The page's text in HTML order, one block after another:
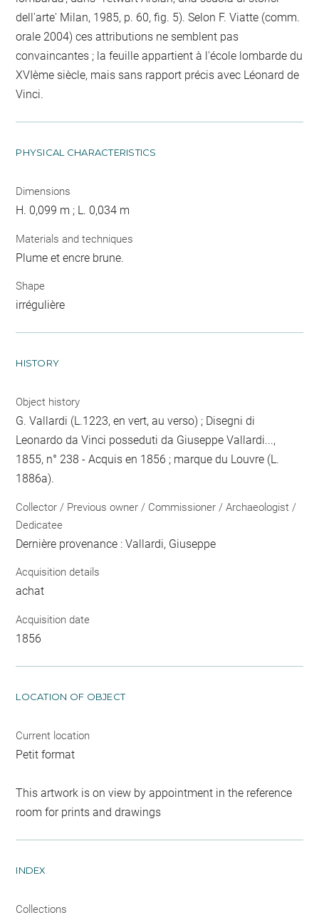
dell'arte' Milan, 1985, p. 60, fig. 5). Selon F. Viatte (comm.
orale 2004) ces attributions ne semblent pas
convaincantes ; la feuille appartient à l'école lombarde du
XVIème siècle, mais sans rapport précis avec Léonard de
Vinci.
PHYSICAL CHARACTERISTICS
Dimensions
H. 0,099 m ; L. 0,034 m
Materials and techniques
Plume et encre brune.
Shape
irrégulière
HISTORY
Object history
G. Vallardi (L.1223, en vert, au verso) ; Disegni di
Leonardo da Vinci posseduti da Giuseppe Vallardi...,
1855, n° 238 - Acquis en 1856 ; marque du Louvre (L.
1886a).
Collector / Previous owner / Commissioner / Archaeologist /
Dedicatee
Dernière provenance : Vallardi, Giuseppe
Acquisition details
achat
Acquisition date
1856
LOCATION OF OBJECT
Current location
Petit format
This artwork is on view by appointment in the reference
room for prints and drawings
INDEX
Collections